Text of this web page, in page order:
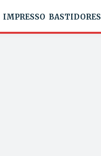
IMPRESSO BASTIDORES